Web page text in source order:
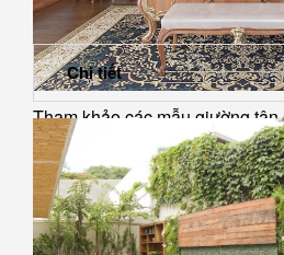
Tham khảo các mẫu giường
sang...
Chi tiết